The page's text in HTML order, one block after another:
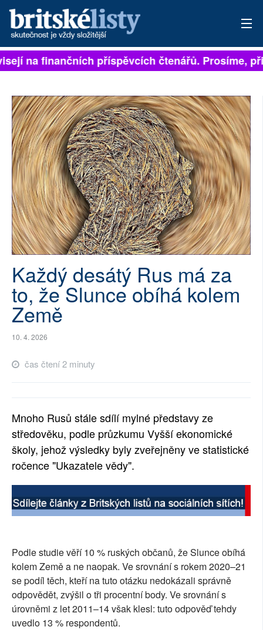
PŘIHLÁSIT
ARCHIV
ROZHOVORY
TÉMATA
NEJČTENĚJŠÍ ZA 7 DNÍ
AUTOŘI
PŘÍSPĚVKY NA PROVOZ
SOCIÁLNÍ SÍTĚ
RUBRIKY
PLNÁ VERZE STRÁNEK
na finančních příspěvcích čtenářů. Prosíme,
Každý desátý Rus má za
to, že Slunce obíhá kolem
Země
10. 4. 2026
čas čtení 2 minuty
Mnoho Rusů stále sdílí mylné představy ze
středověku, podle průzkumu Vyšší ekonomické
školy, jehož výsledky byly zveřejněny ve statistické
ročence "Ukazatele vědy".
Podle studie věří 10 % ruských občanů, že Slunce obíhá
kolem Země a ne naopak. Ve srovnání s rokem 2020–21
se podíl těch, kteří na tuto otázku nedokázali správně
odpovědět, zvýšil o tři procentní body. Ve srovnání s
úrovněmi z let 2011–14 však klesl: tuto odpověď tehdy
uvedlo 13 % respondentů.